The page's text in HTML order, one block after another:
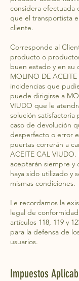
considera efectuada
que el transportista
cliente.
Corresponde al
producto o
buen estado y en su
MOLINO DE
incidencias que
puede dirigirse a
VIUDO que le
solución satisfactoria
caso de devolución
desperfecto o error
puertas correrán a
ACEITE CAL
aceptarán siempre y
haya sido utilizado y
mismas condiciones.
Le recordamos la
legal de
artículos 118, 119 y
para la defensa de
usuarios.
Impuestos